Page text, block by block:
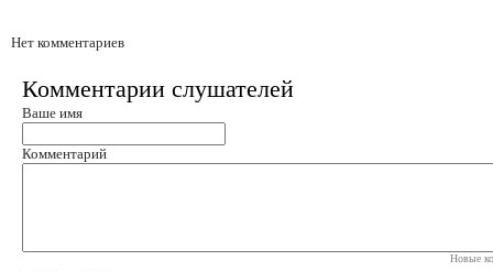
Нет комментариев
Комментарии слушателей
Ваше имя
Комментарий
Новые